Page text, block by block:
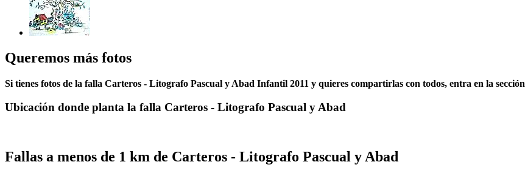
Queremos más fotos
Si tienes fotos de la falla Carteros - Litografo Pascual y Abad Infantil 2011 y quieres compartirlas con todos, entra en la sección
Ubicación donde planta la falla Carteros - Litografo Pascual y Abad
Fallas a menos de 1 km de Carteros - Litografo Pascual y Abad